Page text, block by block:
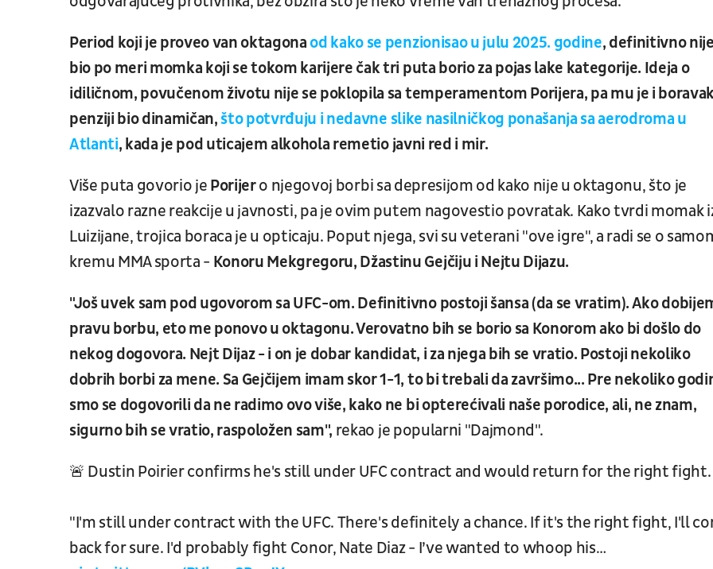
Period koji je proveo van oktagona od kako se penzionisao u julu 2025. godine, definitivno nije
bio po meri momka koji se tokom karijere čak tri puta borio za pojas lake kategorije. Ideja o
idiličnom, povučenom životu nije se poklopila sa temperamentom Porijera, pa mu je i
penziji bio dinamičan, što potvrđuju i nedavne slike nasilničkog ponašanja sa aerodroma u
Atlanti, kada je pod uticajem alkohola remetio javni red i mir.
Više puta govorio je Porijero njegovoj borbi sa depresijom od kako nije u oktagonu, što je
izazvalo razne reakcije u javnosti, pa je ovim putem nagovestio povratak. Kako tvrdi momak
Luizijane, trojica boraca je u opticaju. Poput njega, svi su veterani "ove igre", a radi se o
kremu MMA sporta - Konoru Mekgregoru, Džastinu Gejčiju i Nejtu Dijazu.
"Još uvek sam pod ugovorom sa UFC-om. Definitivno postoji šansa (da se vratim). Ako
pravu borbu, eto me ponovo u oktagonu. Verovatno bih se borio sa Konorom ako bi došlo do
nekog dogovora. Nejt Dijaz - i on je dobar kandidat, i za njega bih se vratio. Postoji nekoliko
dobrih borbi za mene. Sa Gejčijem imam skor 1-1, to bi trebali da završimo... Pre nekoliko
smo se dogovorili da ne radimo ovo više, kako ne bi opterećivali naše porodice, ali, ne znam,
sigurno bih se vratio, raspoložen sam", rekao je popularni "Dajmond".
🚨 Dustin Poirier confirms he's still under UFC contract and would return for the right fight.
"I'm still under contract with the UFC. There's definitely a chance. If it's the right fight, I'll
back for sure. I'd probably fight Conor, Nate Diaz - I’ve wanted to whoop his…